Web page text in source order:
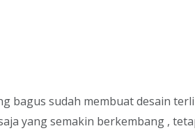
bagus sudah membuat desain
yang semakin berkembang ,